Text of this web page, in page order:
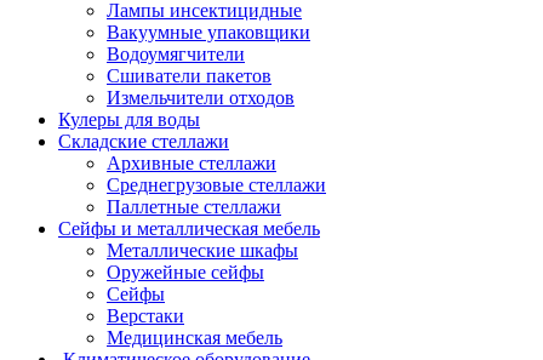
Лампы инсектицидные
Вакуумные упаковщики
Водоумягчители
Сшиватели пакетов
Измельчители отходов
Кулеры для воды
Складские стеллажи
Архивные стеллажи
Среднегрузовые стеллажи
Паллетные стеллажи
Сейфы и металлическая мебель
Металлические шкафы
Оружейные сейфы
Сейфы
Верстаки
Медицинская мебель